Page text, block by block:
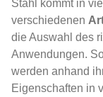
Stahl kommt in
verschiedenen
die Auswahl des
Anwendungen.
werden anhand
Eigenschaften in